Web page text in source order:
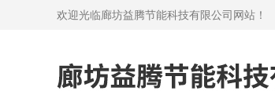
欢迎光临廊坊益腾节能科技有限公司网站！